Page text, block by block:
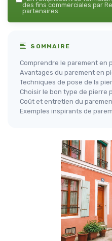
des fins commerciales par
partenaires.
SOMMAIRE
Comprendre le parement en
Avantages du parement en
Techniques de pose de la
Choisir le bon type de pierre
Coût et entretien du
Exemples inspirants de